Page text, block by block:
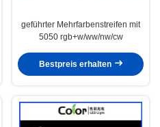
geführter Mehrfarbenstreifen mit
5050 rgb+w/ww/nw/cw
Bestpreis erhalten